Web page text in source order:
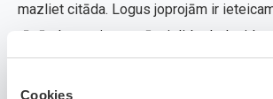
Cookies
mazliet citāda. Logus joprojām ir
tāpēc, ka pa tiem varētu ielidot lodveida
laikā piedzīvojam arī spēcīgu un
strauji mainīt virzienu un ienākt telpā,